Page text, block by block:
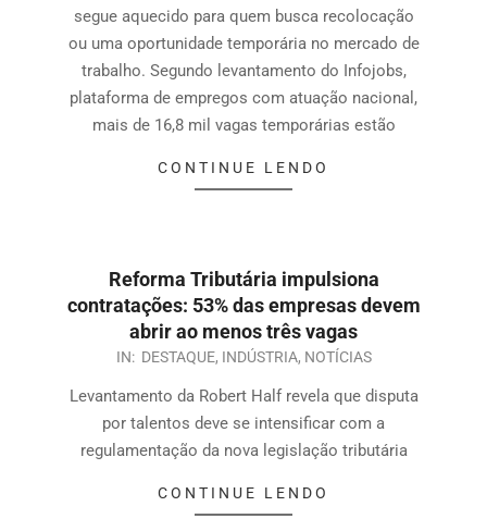
segue aquecido para quem busca recolocação
ou uma oportunidade temporária no mercado de
trabalho. Segundo levantamento do Infojobs,
plataforma de empregos com atuação nacional,
mais de 16,8 mil vagas temporárias estão
CONTINUE LENDO
Reforma Tributária impulsiona
contratações: 53% das empresas devem
abrir ao menos três vagas
IN: DESTAQUE, INDÚSTRIA, NOTÍCIAS
Levantamento da Robert Half revela que disputa
por talentos deve se intensificar com a
regulamentação da nova legislação tributária
CONTINUE LENDO